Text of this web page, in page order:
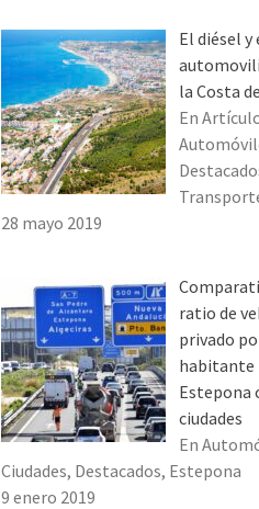
El diésel y
la Costa
En
28 mayo 2019
ratio de
privado
habitante
Estepona
ciudades
En
Ciudades, Destacados, Estepona
9 enero 2019